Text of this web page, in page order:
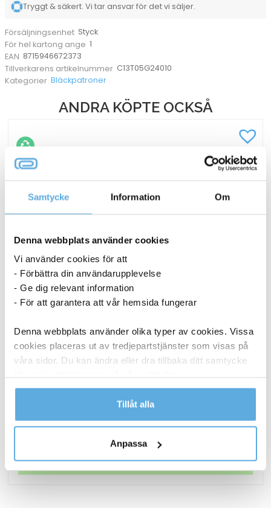
Samtycke Information Om
Denna webbplats använder cookies
Vi använder cookies för att
- Förbättra din användarupplevelse
- Ge dig relevant information
- För att garantera att vår hemsida fungerar
Denna webbplats använder olika typer av cookies. Vissa
cookies placeras ut av tredjepartstjänster som visas på
våra sidor. Du kan ändra eller dra tillbaka ditt samtycke
Läs mer i vår integritetspolicy om vilka vi är, hur du
kontaktar oss och på vilket sätt vi behandlar
Tillåt alla
Anpassa
Tryggt & säkert. Vi tar ansvar för det vi säljer.
Försäljningsenhet Styck
För hel kartong ange 1
EAN 8715946672373
Tillverkarens artikelnummer C13T05G24010
Kategorier Bläckpatroner
ANDRA KÖPTE OCKSÅ
Vit 320mmx114m
1 048,75kr
Torkrulle
W1/2/3
Rengöringsduk
I lager